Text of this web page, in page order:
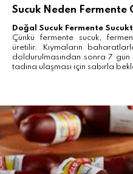
Sucuk Neden Fermente
Doğal Sucuk Fermente
Çünkü fermente sucuk,
üretilir. Kıymaların
doldurulmasından sonra 7
tadına ulaşması için sabırla